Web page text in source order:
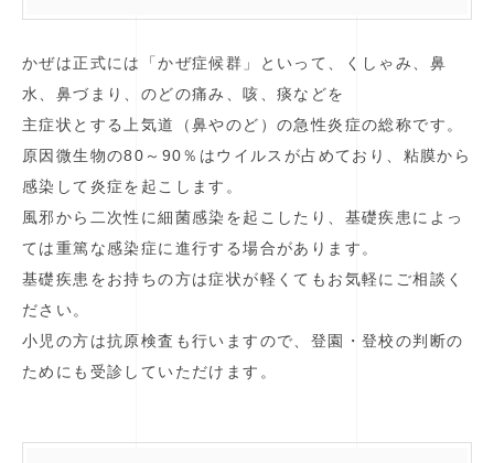
かぜは正式には「かぜ症候群」といって、くしゃみ、鼻
水、鼻づまり、のどの痛み、咳、痰などを
主症状とする上気道（鼻やのど）の急性炎症の総称です。
原因微生物の80～90％はウイルスが占めており、粘膜から
感染して炎症を起こします。
風邪から二次性に細菌感染を起こしたり、基礎疾患によっ
ては重篤な感染症に進行する場合があります。
基礎疾患をお持ちの方は症状が軽くてもお気軽にご相談く
ださい。
小児の方は抗原検査も行いますので、登園・登校の判断の
ためにも受診していただけます。